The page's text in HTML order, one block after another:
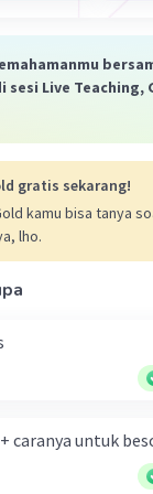
sesi Live Teaching,
gratis sekarang!
kamu bisa tanya
lho.
caranya untuk